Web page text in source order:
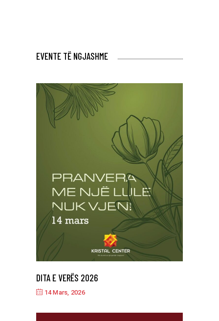
EVENTE TË NGJASHME
DITA E VERËS 2026
14 Mars, 2026